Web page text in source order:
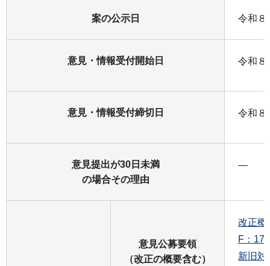
案の公示日 令和８
意見・情報受付開始日 令和８
意見・情報受付締切日 令和８
意見提出が30日未満
の場合その理由
―
意見公募要領
（改正の概要含む）
改正概
F：
新旧対